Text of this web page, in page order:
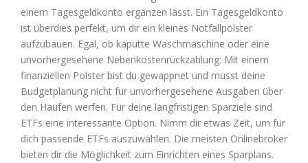
einem Tagesgeldkonto ergänzen lässt. Ein Tagesgeldkonto
ist überdies perfekt, um dir ein kleines Notfallpolster
aufzubauen. Egal, ob kaputte Waschmaschine oder eine
unvorhergesehene Nebenkostenrückzahlung: Mit einem
finanziellen Polster bist du gewappnet und musst deine
Budgetplanung nicht für unvorhergesehene Ausgaben über
den Haufen werfen. Für deine langfristigen Sparziele sind
ETFs eine interessante Option. Nimm dir etwas Zeit, um für
dich passende ETFs auszuwählen. Die meisten Onlinebroker
bieten dir die Möglichkeit zum Einrichten eines Sparplans.